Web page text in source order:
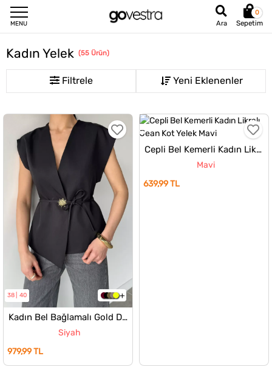
MENU Ara
0
Sepetim
Kadın Yelek (55 Ürün)
Filtrele
38 40
Kadın Bel Bağlamalı Gold Düğmeli Yelek
Siyah
979,99 TL
Cepli Bel Kemerli Kadın Likralı Jean Kot Yelek
Mavi
639,99 TL